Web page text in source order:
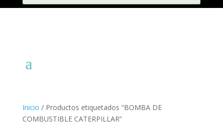
Inicio / Productos etiquetados “BOMBA DE
COMBUSTIBLE CATERPILLAR”